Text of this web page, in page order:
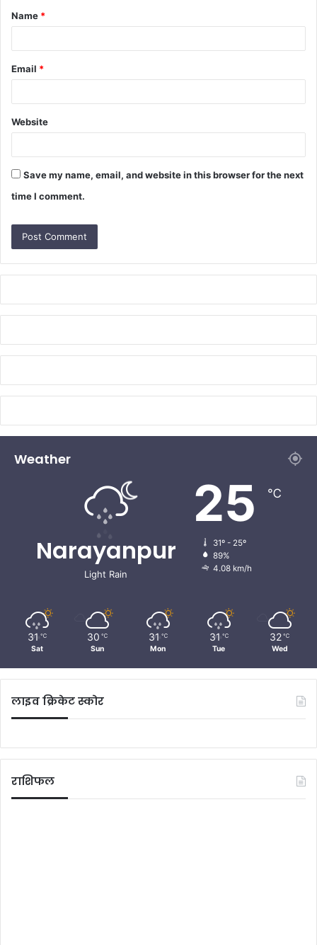
*
Name *
Email *
Website
Save my name, email, and website in this browser for the next
time I comment.
Weather
Narayanpur
Light Rain
25 ℃
31º - 25º
89%
4.08 km/h
31 ℃
Sat
30 ℃
Sun
31 ℃
Mon
31 ℃
Tue
32 ℃
Wed
लाइव क्रिकेट स्कोर
राशिफल